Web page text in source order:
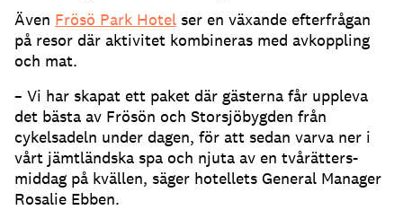
Även Frösö Park Hotel ser en växande efterfrågan
på resor där aktivitet kombineras med avkoppling
och mat.
– Vi har skapat ett paket där gästerna får uppleva
det bästa av Frösön och Storsjöbygden från
cykelsadeln under dagen, för att sedan varva ner i
vårt jämtländska spa och njuta av en tvårätters-
middag på kvällen, säger hotellets General Manager
Rosalie Ebben.